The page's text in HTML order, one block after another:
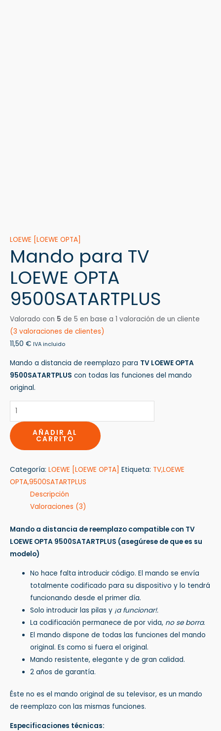
LOEWE [LOEWE OPTA]
Mando para TV
LOEWE OPTA
9500SATARTPLUS
Valorado con 5 de 5 en base a 1 valoración de un cliente
(3 valoraciones de clientes)
11,50 € IVA incluido
Mando a distancia de reemplazo para TV LOEWE OPTA
9500SATARTPLUS con todas las funciones del mando
original.
AÑADIR AL
CARRITO
Categoría: LOEWE [LOEWE OPTA] Etiqueta: TV,LOEWE
OPTA,9500SATARTPLUS
Descripción
Valoraciones (3)
Mando a distancia de reemplazo compatible con TV
LOEWE OPTA 9500SATARTPLUS (asegúrese de que es su
modelo)
No hace falta introducir código. El mando se envía
totalmente codificado para su dispositivo y lo tendrá
funcionando desde el primer día.
Solo introducir las pilas y ¡a funcionar!.
La codificación permanece de por vida, no se borra.
El mando dispone de todas las funciones del mando
original. Es como si fuera el original.
Mando resistente, elegante y de gran calidad.
2 años de garantía.
Éste no es el mando original de su televisor, es un mando
de reemplazo con las mismas funciones.
Especificaciones técnicas: